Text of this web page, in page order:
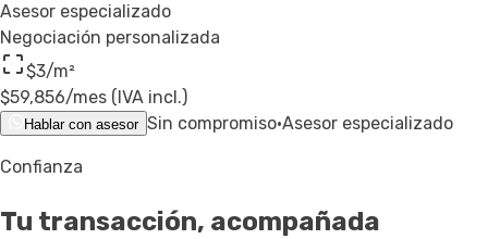
Asesor especializado
Negociación personalizada
$3/m²
$59,856/mes (IVA incl.)
Hablar con asesor Sin compromiso·Asesor especializado
Confianza
Tu transacción, acompañada